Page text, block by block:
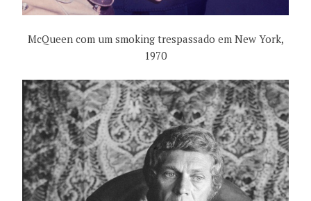
McQueen com um smoking trespassado em New York,
1970